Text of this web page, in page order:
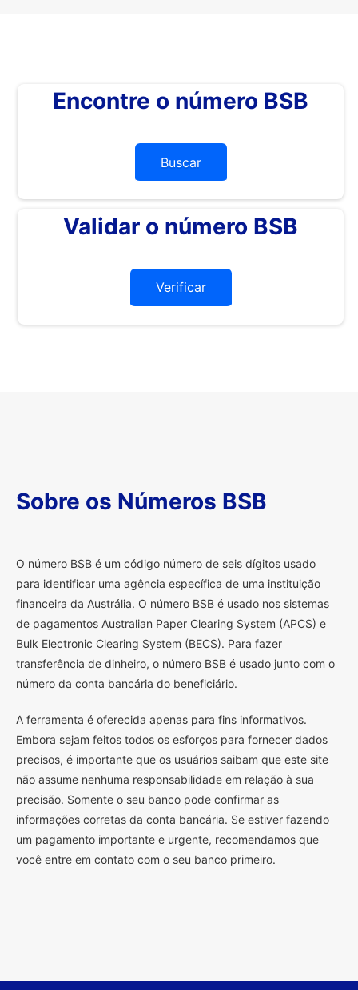
Encontre o número BSB
Buscar
Validar o número BSB
Verificar
Sobre os Números BSB
O número BSB é um código número de seis dígitos usado
para identificar uma agência específica de uma instituição
financeira da Austrália. O número BSB é usado nos sistemas
de pagamentos Australian Paper Clearing System (APCS) e
Bulk Electronic Clearing System (BECS). Para fazer
transferência de dinheiro, o número BSB é usado junto com o
número da conta bancária do beneficiário.
A ferramenta é oferecida apenas para fins informativos.
Embora sejam feitos todos os esforços para fornecer dados
precisos, é importante que os usuários saibam que este site
não assume nenhuma responsabilidade em relação à sua
precisão. Somente o seu banco pode confirmar as
informações corretas da conta bancária. Se estiver fazendo
um pagamento importante e urgente, recomendamos que
você entre em contato com o seu banco primeiro.